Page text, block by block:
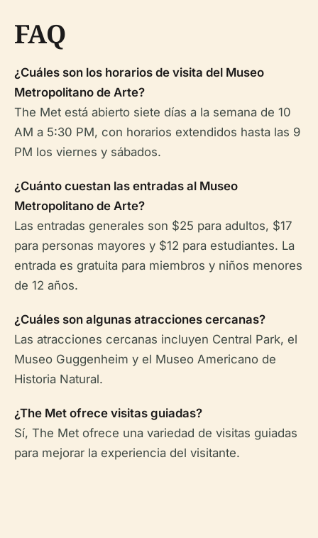
FAQ
¿Cuáles son los horarios de visita del Museo
Metropolitano de Arte?
The Met está abierto siete días a la semana de 10
AM a 5:30 PM, con horarios extendidos hasta las 9
PM los viernes y sábados.
¿Cuánto cuestan las entradas al Museo
Metropolitano de Arte?
Las entradas generales son $25 para adultos, $17
para personas mayores y $12 para estudiantes. La
entrada es gratuita para miembros y niños menores
de 12 años.
¿Cuáles son algunas atracciones cercanas?
Las atracciones cercanas incluyen Central Park, el
Museo Guggenheim y el Museo Americano de
Historia Natural.
¿The Met ofrece visitas guiadas?
Sí, The Met ofrece una variedad de visitas guiadas
para mejorar la experiencia del visitante.